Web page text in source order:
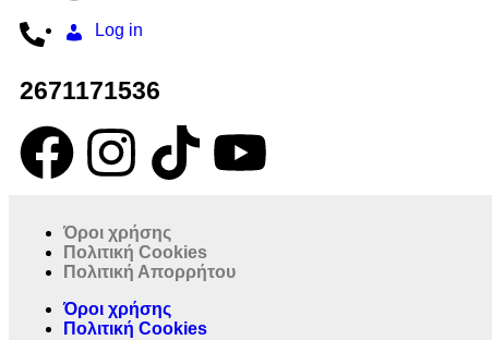
Log in
2671171536
Όροι χρήσης
Πολιτική Cookies
Πολιτική Απορρήτου
Όροι χρήσης
Πολιτική Cookies